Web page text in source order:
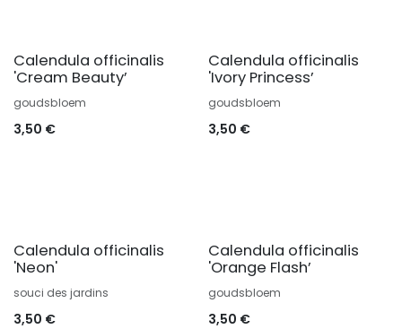
Calendula officinalis
'Cream Beauty’
goudsbloem
3,50 €
Calendula officinalis
'Ivory Princess’
goudsbloem
3,50 €
Calendula officinalis
'Neon'
souci des jardins
3,50 €
Calendula officinalis
'Orange Flash’
goudsbloem
3,50 €